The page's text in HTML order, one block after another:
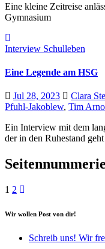
Eine kleine Zeitreise
Gymnasium
Interview Schulleben
Eine Legende am HSG
Jul 28, 2023 Clara
Pfuhl-Jakoblew, Tim
Ein Interview mit dem
der in den Ruhestand geht
1 2
Wir wollen Post von dir!
Schreib uns! Wir